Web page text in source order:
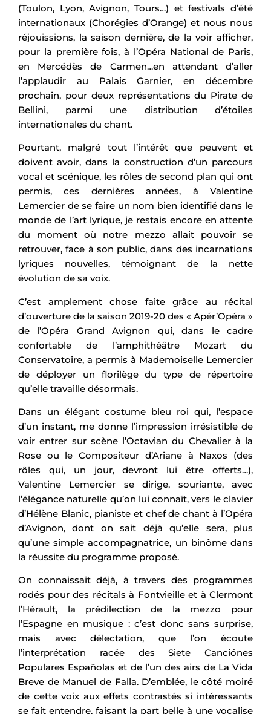
(Toulon, Lyon, Avignon, Tours…) et festivals d’été
internationaux (Chorégies d’Orange) et nous nous
réjouissions, la saison dernière, de la voir afficher,
pour la première fois, à l’Opéra National de Paris,
en Mercédès de Carmen…en attendant d’aller
l’applaudir au Palais Garnier, en décembre
prochain, pour deux représentations du Pirate de
Bellini, parmi une distribution d’étoiles
internationales du chant.
Pourtant, malgré tout l’intérêt que peuvent et
doivent avoir, dans la construction d’un parcours
vocal et scénique, les rôles de second plan qui ont
permis, ces dernières années, à Valentine
Lemercier de se faire un nom bien identifié dans le
monde de l’art lyrique, je restais encore en attente
du moment où notre mezzo allait pouvoir se
retrouver, face à son public, dans des incarnations
lyriques nouvelles, témoignant de la nette
évolution de sa voix.
C’est amplement chose faite grâce au récital
d’ouverture de la saison 2019-20 des « Apér’Opéra »
de l’Opéra Grand Avignon qui, dans le cadre
confortable de l’amphithéâtre Mozart du
Conservatoire, a permis à Mademoiselle Lemercier
de déployer un florilège du type de répertoire
qu’elle travaille désormais.
Dans un élégant costume bleu roi qui, l’espace
d’un instant, me donne l’impression irrésistible de
voir entrer sur scène l’Octavian du Chevalier à la
Rose ou le Compositeur d’Ariane à Naxos (des
rôles qui, un jour, devront lui être offerts…),
Valentine Lemercier se dirige, souriante, avec
l’élégance naturelle qu’on lui connaît, vers le clavier
d’Hélène Blanic, pianiste et chef de chant à l’Opéra
d’Avignon, dont on sait déjà qu’elle sera, plus
qu’une simple accompagnatrice, un binôme dans
la réussite du programme proposé.
On connaissait déjà, à travers des programmes
rodés pour des récitals à Fontvieille et à Clermont
l’Hérault, la prédilection de la mezzo pour
l’Espagne en musique : c’est donc sans surprise,
mais avec délectation, que l’on écoute
l’interprétation racée des Siete Canciónes
Populares Españolas et de l’un des airs de La Vida
Breve de Manuel de Falla. D’emblée, le côté moiré
de cette voix aux effets contrastés si intéressants
se fait entendre, faisant la part belle à une vocalise